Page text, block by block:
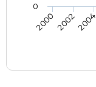
200020022004
0